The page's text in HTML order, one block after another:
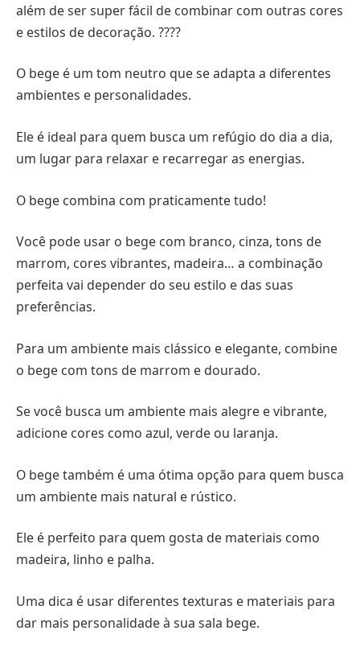
além de ser super fácil de combinar com outras cores
e estilos de decoração. ????
O bege é um tom neutro que se adapta a diferentes
ambientes e personalidades.
Ele é ideal para quem busca um refúgio do dia a dia,
um lugar para relaxar e recarregar as energias.
O bege combina com praticamente tudo!
Você pode usar o bege com branco, cinza, tons de
marrom, cores vibrantes, madeira… a combinação
perfeita vai depender do seu estilo e das suas
preferências.
Para um ambiente mais clássico e elegante, combine
o bege com tons de marrom e dourado.
Se você busca um ambiente mais alegre e vibrante,
adicione cores como azul, verde ou laranja.
O bege também é uma ótima opção para quem busca
um ambiente mais natural e rústico.
Ele é perfeito para quem gosta de materiais como
madeira, linho e palha.
Uma dica é usar diferentes texturas e materiais para
dar mais personalidade à sua sala bege.